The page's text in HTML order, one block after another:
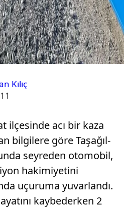
Kılıç
ilçesinde acı bir kaza
bilgilere göre Taşağıl-
seyreden otomobil,
hakimiyetini
uçuruma yuvarlandı.
kaybederken 2